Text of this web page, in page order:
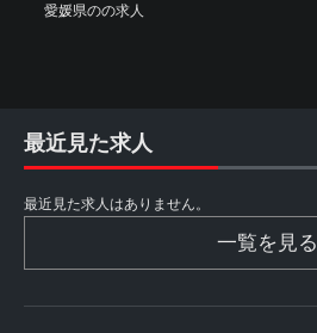
愛媛県のの求人
最近見た求人
最近見た求人はありません。
一覧を見る